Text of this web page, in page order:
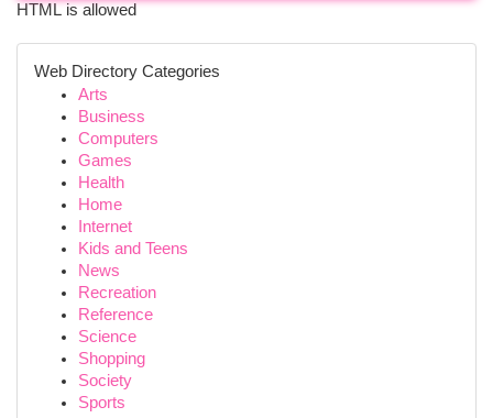
HTML is allowed
Web Directory Categories
Arts
Business
Computers
Games
Health
Home
Internet
Kids and Teens
News
Recreation
Reference
Science
Shopping
Society
Sports